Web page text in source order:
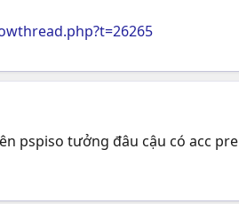
pspiso tưởng đâu cậu có acc pre